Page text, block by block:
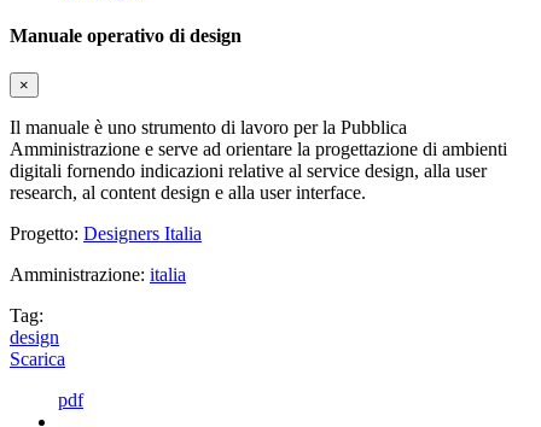
Manuale operativo di design
×
Il manuale è uno strumento di lavoro per la Pubblica
Amministrazione e serve ad orientare la progettazione di ambienti
digitali fornendo indicazioni relative al service design, alla user
research, al content design e alla user interface.
Progetto: Designers Italia
Amministrazione: italia
Tag:
design
Scarica
pdf